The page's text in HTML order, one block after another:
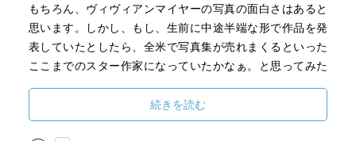
もちろん、ヴィヴィアンマイヤーの写真の面白さはあると
思います。しかし、もし、生前に中途半端な形で作品を発
表していたとしたら、全米で写真集が売れまくるといった
ここまでのスター作家になっていたかなぁ。と思ってみた
続きを読む